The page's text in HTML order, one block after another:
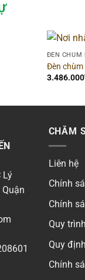
ĐÈN CHÙM
Đèn chùm
3.486.000
Lý
CHĂM
Liên hệ
Chính
Chính
Quy
Quy
Chính